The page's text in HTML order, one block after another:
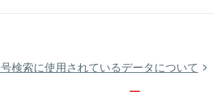
検索に使用されているデータについて